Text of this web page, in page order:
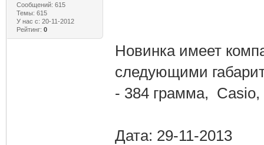
Сообщений: 615
Темы: 615
У нас с: 20-11-2012
Рейтинг: 0
Новинка имеет
следующими
- 384 грамма, Casio,
Дата: 29-11-2013